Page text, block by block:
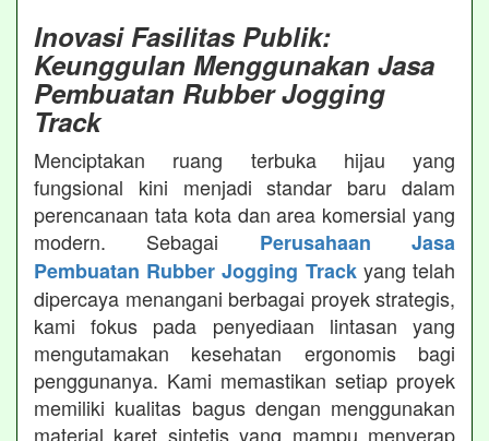
Inovasi Fasilitas Publik:
Keunggulan Menggunakan Jasa
Pembuatan Rubber Jogging
Track
Menciptakan ruang terbuka hijau yang
fungsional kini menjadi standar baru dalam
perencanaan tata kota dan area komersial yang
modern. Sebagai Perusahaan Jasa
Pembuatan Rubber Jogging Trackyang telah
dipercaya menangani berbagai proyek strategis,
kami fokus pada penyediaan lintasan yang
mengutamakan kesehatan ergonomis bagi
penggunanya. Kami memastikan setiap proyek
memiliki kualitas bagus dengan menggunakan
material karet sintetis yang mampu menyerap